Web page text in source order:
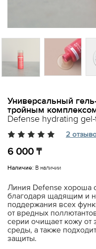
Универсальный
тройным
Defense hydrating
2
6 000 ₸
Наличие: В наличии
Линия Defense хороша
благодаря щадящим и
поддержания всех
от вредных
серии очищает кожу
среды, а также
защиты.